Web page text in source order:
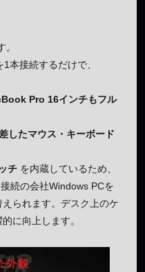
1本接続するだけで、
Pro 16インチもフル
したマウス・キーボード
チ を内蔵しているため、
続の会社Windows PCを
られます。デスク上のケ
に向上します。